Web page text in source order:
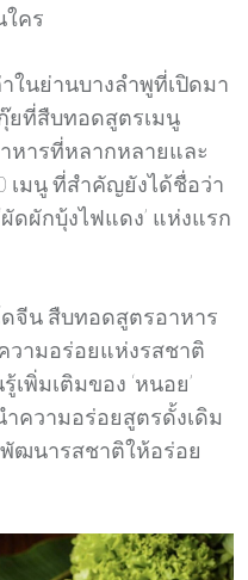
คร
ในย่านบางลำพูที่เปิดมา
ยที่สืบทอดสูตรเมนู
หารที่หลากหลายและ
เมนู ที่สำคัญยังได้ชื่อว่า
ดผักบุ้งไฟแดง’ แห่งแรก
จีน สืบทอดสูตรอาหาร
วามอร่อยแห่งรสชาติ
พิ่มเติมของ ‘หนอย’
ำความอร่อยสูตรดั้งเดิม
ฒนารสชาติให้อร่อย